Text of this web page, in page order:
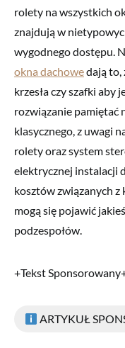
rolety na wszystkich
znajdują w
wygodnego dostępu.
okna dachowedają to,
krzesła czy szafki aby
rozwiązanie pamiętać
klasycznego, z uwagi
rolety oraz system
elektrycznej instalacji
kosztów związanych z
mogą się pojawić
podzespołów.
+Tekst
ARTYKUŁ